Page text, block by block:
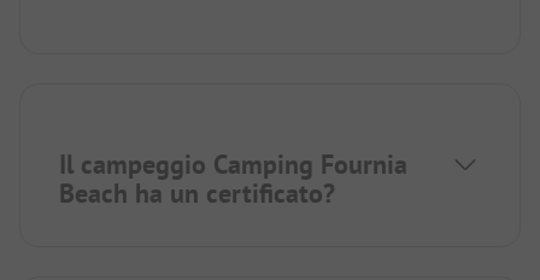
Il campeggio Camping Fournia
Beach ha un certificato?